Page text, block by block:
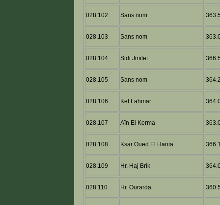
028.102 Sans nom
028.103 Sans nom
028.104 Sidi Jmilet
028.105 Sans nom
028.106 Kef Lahmar
028.107 Aïn El Kerma
028.108 Ksar Oued El Hania
028.109 Hr. Haj Brik
028.110 Hr. Ourarda